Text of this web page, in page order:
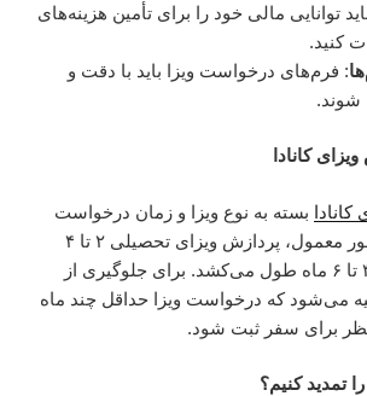
توانایی مالی خود را برای تأمین هزینه‌های
کنید.
: فرم‌های درخواست ویزا باید با دقت و
شوند.
کانادا
بسته به نوع ویزا و زمان درخواست
متفاوت است. به‌طور معمول، پردازش ویزای تحصیلی ۲ تا ۴
ماه و ویزای کاری ۳ تا ۶ ماه طول می‌کشد. برای جلوگیری از
می‌شود که درخواست ویزا حداقل چند ماه
نظر برای سفر ثبت شود.
تمدید کنیم؟